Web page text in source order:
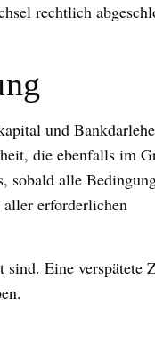
rechtlich
und
die ebenfalls im
sobald alle
erforderlichen
Eine verspätete